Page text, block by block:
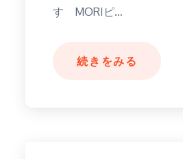
す MORIピ…
続きをみる